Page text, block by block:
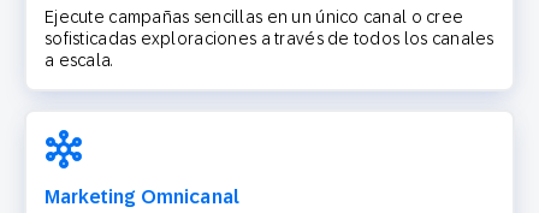
Ejecute campañas sencillas en un único canal o cree
sofisticadas exploraciones a través de todos los canales
a escala.
Marketing Omnicanal